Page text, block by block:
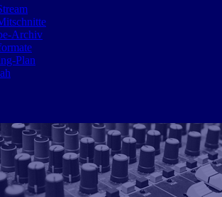
Archiv
Plan